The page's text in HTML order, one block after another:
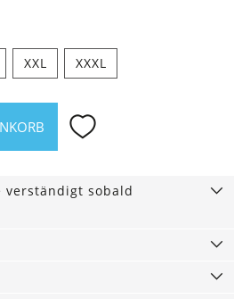
XXL XXXL
verständigt sobald